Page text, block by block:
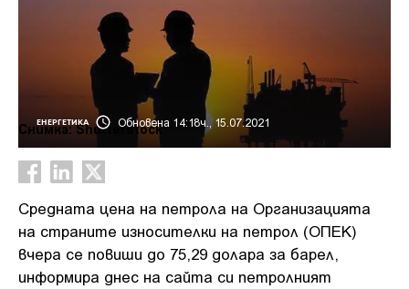
ЕНЕРГЕТИКА Обновена 14:18ч., 15.07.2021
Снимка: Shutterstock
Средната цена на петрола на Организацията
на страните износителки на петрол (ОПЕК)
вчера се повиши до 75,29 долара за барел,
информира днес на сайта си петролният